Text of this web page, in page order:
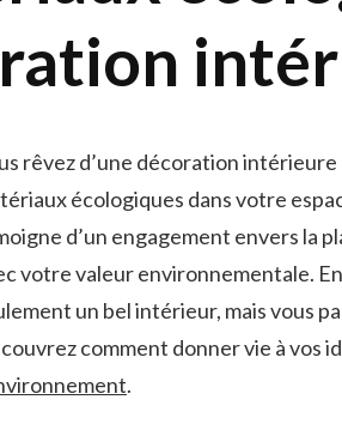
rêvez d’une décoration intérieure
écologiques dans votre
d’un engagement envers la
votre valeur environnementale.
un bel intérieur, mais vous
comment donner vie à vos
.